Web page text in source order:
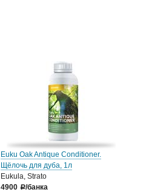
Euku Oak Antique Conditioner.
Щёлочь для дуба, 1л
Eukula, Strato
4900
a/банка